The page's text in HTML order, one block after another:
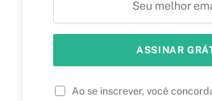
Ao se inscrever, você